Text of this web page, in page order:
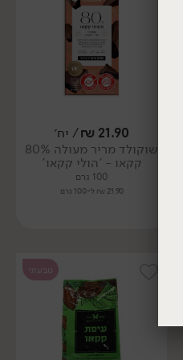
21.90
₪/ יח׳
שוקולד מריר מעולה 80%
קקאו - 'הולי קקאו'
100 גרם
21.90 ₪ ל-100 גרם
טבעוני
6.90
₪ / יח׳
ממרח תמרים - 'אגוז הכפר'
450 גרם
1.53 ₪ ל-100 גרם